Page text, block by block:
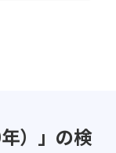
）」の検